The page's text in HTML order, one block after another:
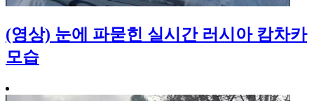
(영상) 눈에 파묻힌 실시간 러시아 캄차카
모습